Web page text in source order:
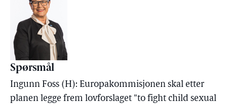
Spørsmål
Ingunn Foss (H): Europakommisjonen skal etter
planen legge frem lovforslaget "to fight child sexual